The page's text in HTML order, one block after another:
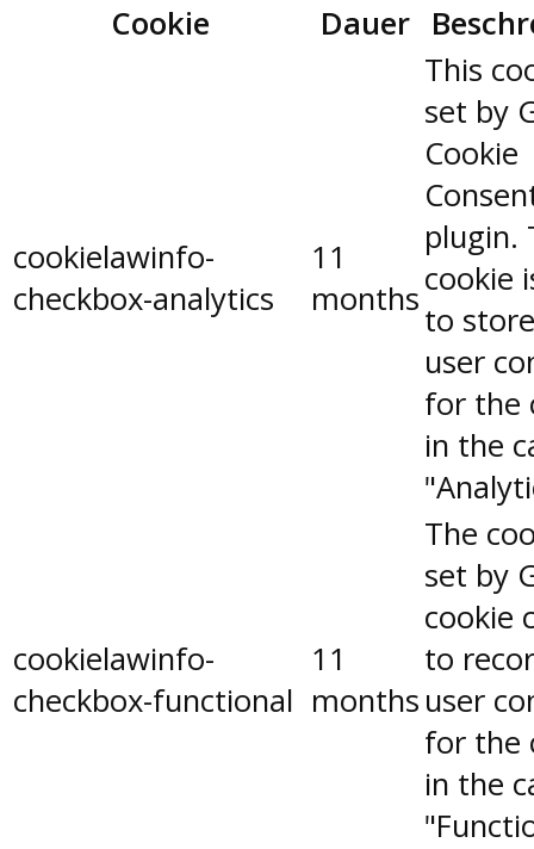
Cookie
Dauer
cookielawinfo-
checkbox-analytics
11
months
This
set by
Cookie
plugin.
cookie
to
user
for the
in the
cookielawinfo-
checkbox-functional
11
months
The
set by
cookie
to
user
for the
in the